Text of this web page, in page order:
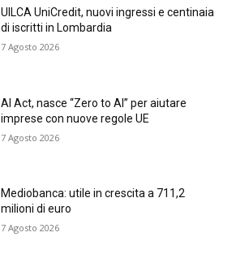
UILCA UniCredit, nuovi ingressi e centinaia
di iscritti in Lombardia
7 Agosto 2026
AI Act, nasce “Zero to AI” per aiutare
imprese con nuove regole UE
7 Agosto 2026
Mediobanca: utile in crescita a 711,2
milioni di euro
7 Agosto 2026